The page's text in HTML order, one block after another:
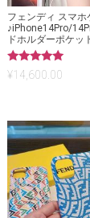
フェンディ スマホ
♪iPhone14Pro/
ドホルダーポケッ
5段階中
5.00
¥14,600.00